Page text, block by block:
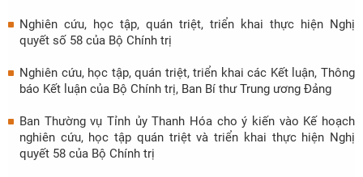
Nghiên cứu, học tập, quán triệt, triển khai thực hiện Nghị
quyết số 58 của Bộ Chính trị
Nghiên cứu, học tập, quán triệt, triển khai các Kết luận, Thông
báo Kết luận của Bộ Chính trị, Ban Bí thư Trung ương Đảng
Ban Thường vụ Tỉnh ủy Thanh Hóa cho ý kiến vào Kế hoạch
nghiên cứu, học tập quán triệt và triển khai thực hiện Nghị
quyết 58 của Bộ Chính trị